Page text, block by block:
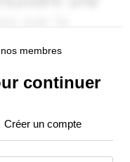
membres
continuer
Créer un compte